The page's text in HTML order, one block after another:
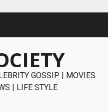
GOSSIP | MOVIES
| LIFE STYLE